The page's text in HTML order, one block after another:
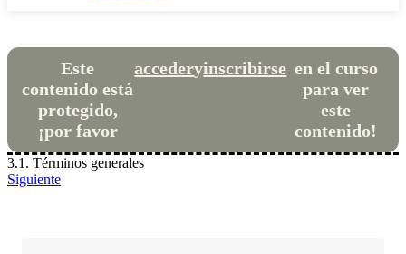
Este
contenido está
protegido,
¡por favor
accederyinscribirse en el curso
para ver
este
contenido!
3.1. Términos generales
Siguiente